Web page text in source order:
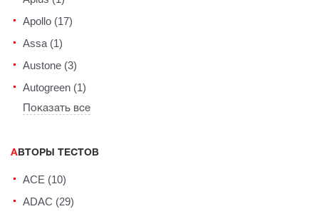
Apollo (17)
Assa (1)
Austone (3)
Autogreen (1)
Показать все
АВТОРЫ ТЕСТОВ
ACE (10)
ADAC (29)